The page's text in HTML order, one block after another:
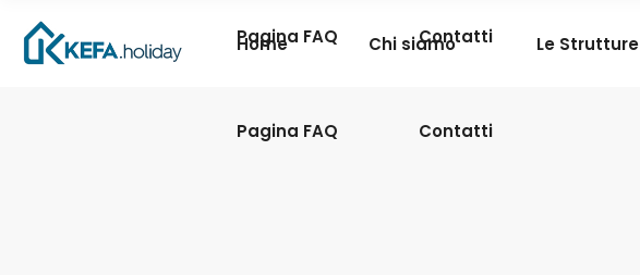
Home Chi siamo Le Strutture
Pagina FAQ Contatti
Pagina FAQ Contatti